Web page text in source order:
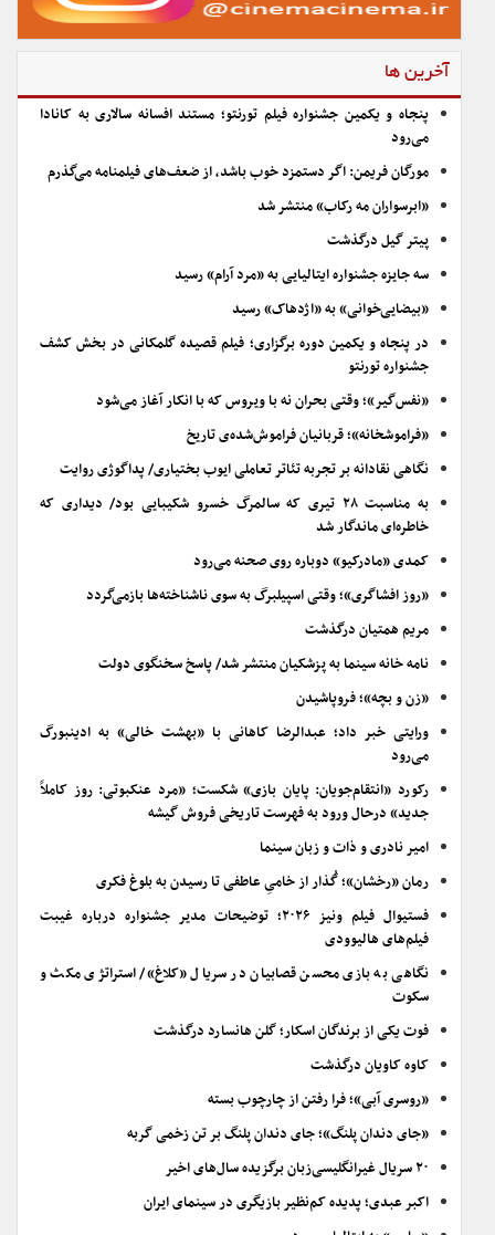
آخرین ها
پنجاه و یکمین جشنواره فیلم تورنتو؛ مستند افسانه سالاری به کانادا
می‌رود
مورگان فریمن: اگر دستمزد خوب باشد، از ضعف‌های فیلمنامه می‌گذرم
«ابرسواران مه رکاب» منتشر شد
پیتر گیل درگذشت
سه جایزه جشنواره ایتالیایی به «مرد آرام» رسید
«بیضایی‌خوانی» به «اژدهاک» رسید
در پنجاه و یکمین دوره برگزاری؛ فیلم قصیده گلمکانی در بخش کشف
جشنواره تورنتو
«نفس‌گیر»؛ وقتی بحران نه با ویروس که با انکار آغاز می‌شود
«فراموشخانه»؛ قربانیان فراموش‌شده‌ی تاریخ
نگاهی نقادانه بر تجربه تئاتر تعاملی ایوب بختیاری/ پداگوژی روایت
به مناسبت ۲۸ تیری که سالمرگ خسرو شکیبایی بود/ دیداری که
خاطره‌ای ماندگار شد
کمدی «مادرکیو» دوباره روی صحنه می‌رود
«روز افشاگری»؛ وقتی اسپیلبرگ به سوی ناشناخته‌ها بازمی‌گردد
مریم همتیان درگذشت
نامه خانه سینما به پزشکیان منتشر شد/ پاسخ سخنگوی دولت
«زن و بچه»؛ فروپاشیدن
ورایتی خبر داد؛ عبدالرضا کاهانی با «بهشت خالی» به ادینبورگ
می‌رود
رکورد «انتقام‌جویان: پایان بازی» شکست؛ «مرد عنکبوتی: روز کاملاً
جدید» درحال ورود به فهرست تاریخی فروش گیشه
امیر نادری و ذات و زبان سینما
رمان «رخشان»؛ گُذار از خامیِ عاطفی تا رسیدن به بلوغ فکری
فستیوال فیلم ونیز ۲۰۲۶؛ توضیحات مدیر جشنواره درباره غیبت
فیلم‌های هالیوودی
نگاهی به بازی محسن قصابیان در سریال «کلاغ»/ استراتژی مکث و
سکوت
فوت یکی از برندگان اسکار؛ گلن هانسارد درگذشت
کاوه کاویان درگذشت
«روسری آبی»؛ فرا رفتن از چارچوب بسته
«جای دندان پلنگ»؛ جای دندان پلنگ بر تن زخمی گربه
۲۰ سریال غیرانگلیسی‌زبان برگزیده سال‌های اخیر
اکبر عبدی؛ پدیده کم‌نظیر بازیگری در سینمای ایران